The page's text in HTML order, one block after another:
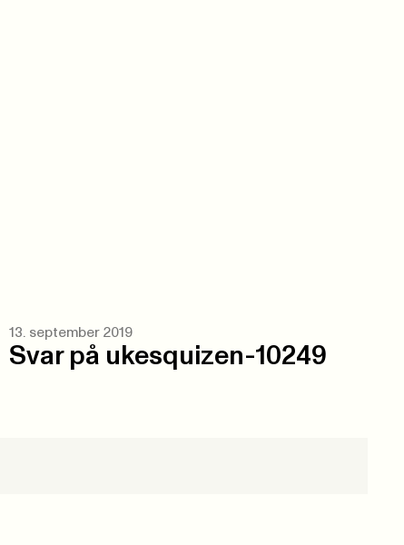
13. september 2019
Svar på ukesquizen-10249